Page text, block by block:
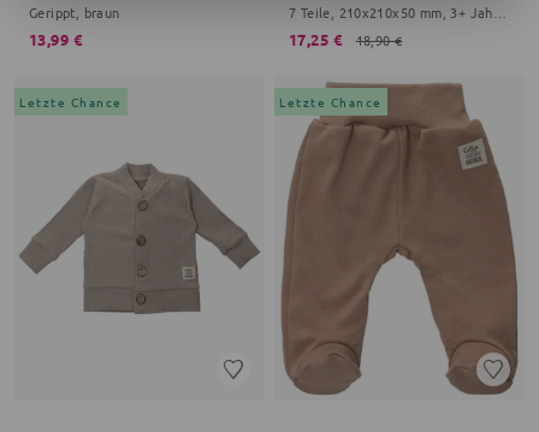
Gerippt, braun
13,99 € 17,25 € 18,90 €
Letzte Chance Letzte Chance